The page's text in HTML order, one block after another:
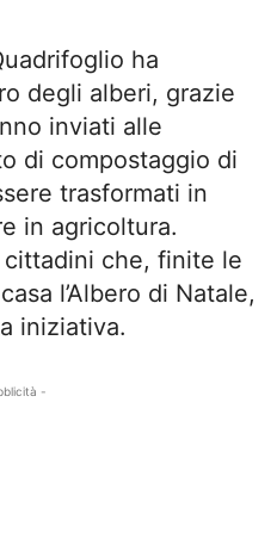
ha
degli alberi, grazie
inviati alle
di compostaggio di
trasformati in
in agricoltura.
cittadini che, finite le
l’Albero di Natale,
iniziativa.
-